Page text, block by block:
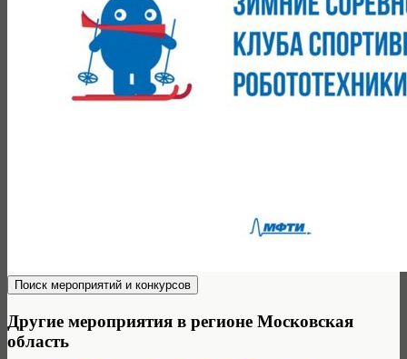
Другие мероприятия в регионе Московская
область